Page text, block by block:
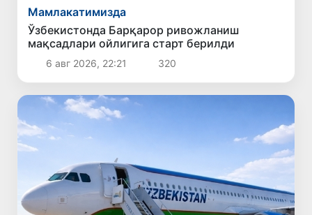
Мамлакатимизда
Ўзбекистонда Барқарор ривожланиш
мақсадлари ойлигига старт берилди
6 авг 2026, 22:21 320